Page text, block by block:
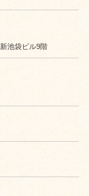
池袋ビル9階